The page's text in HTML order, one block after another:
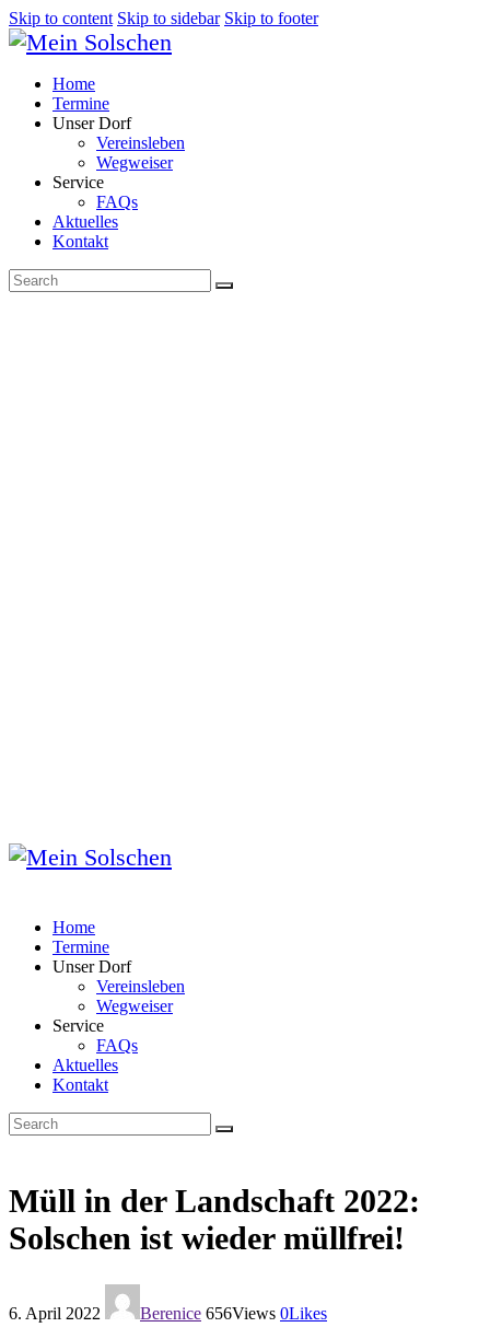
Skip to content Skip to sidebar Skip to footer
Home
Termine
Unser Dorf
Vereinsleben
Wegweiser
Service
FAQs
Aktuelles
Kontakt
Home
Termine
Unser Dorf
Vereinsleben
Wegweiser
Service
FAQs
Aktuelles
Kontakt
Müll in der Landschaft 2022:
Solschen ist wieder müllfrei!
6. April 2022 Berenice 656Views 0Likes